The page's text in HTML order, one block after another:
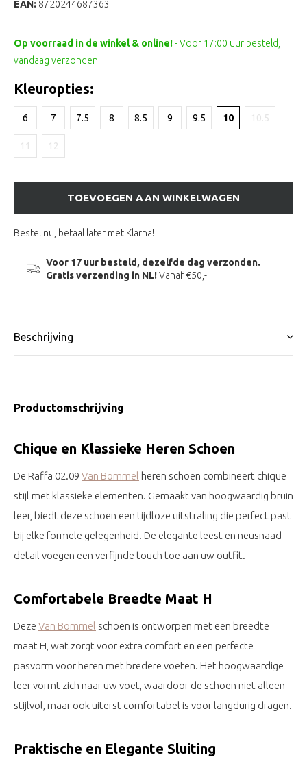
EAN: 8720244687363
Op voorraad in de winkel & online!- Voor 17:00 uur besteld,
vandaag verzonden!
Kleuropties:
6 7 7.5 8 8.5 9 9.5 10 10.5
11 12
TOEVOEGEN AAN WINKELWAGEN
Bestel nu, betaal later met Klarna!
Voor 17 uur besteld, dezelfde dag verzonden.
Gratis verzending in NL!Vanaf €50,-
Beschrijving
Productomschrijving
Chique en Klassieke Heren Schoen
De Raffa 02.09 Van Bommel heren schoen combineert chique
stijl met klassieke elementen. Gemaakt van hoogwaardig bruin
leer, biedt deze schoen een tijdloze uitstraling die perfect past
bij elke formele gelegenheid. De elegante leest en neusnaad
detail voegen een verfijnde touch toe aan uw outfit.
Comfortabele Breedte Maat H
Deze Van Bommel schoen is ontworpen met een breedte
maat H, wat zorgt voor extra comfort en een perfecte
pasvorm voor heren met bredere voeten. Het hoogwaardige
leer vormt zich naar uw voet, waardoor de schoen niet alleen
stijlvol, maar ook uiterst comfortabel is voor langdurig dragen.
Praktische en Elegante Sluiting